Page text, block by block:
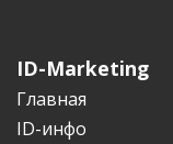
ID-Marketing
Главная
ID-инфо